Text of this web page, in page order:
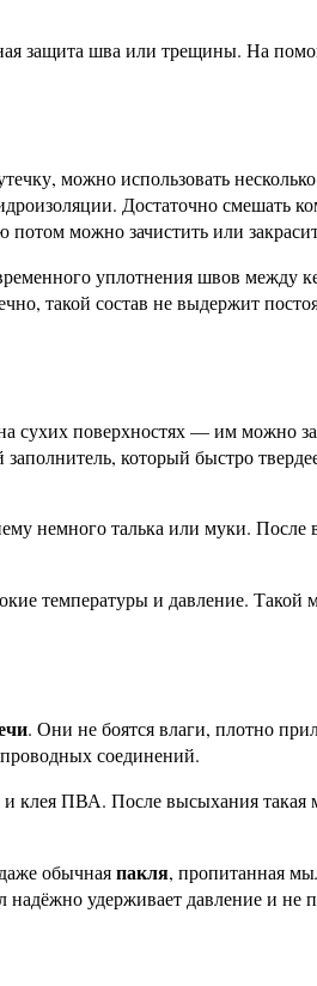
защита шва или трещины. На
можно использовать
Достаточно смешать
потом можно зачистить или
уплотнения швов между
такой состав не выдержит
сухих поверхностях — им можно
который быстро
немного талька или муки.
температуры и давление. Такой
. Они не боятся влаги, плотно
соединений.
и клея ПВА. После высыхания такая
обычнаяпакля, пропитанная
удерживает давление и не